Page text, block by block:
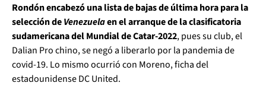
Rondón encabezó una lista de bajas de última hora para la
selección deVenezuelaen el arranque de la clasificatoria
sudamericana del Mundial de Catar-2022, pues su club, el
Dalian Pro chino, se negó a liberarlo por la pandemia de
covid-19. Lo mismo ocurrió con Moreno, ficha del
estadounidense DC United.